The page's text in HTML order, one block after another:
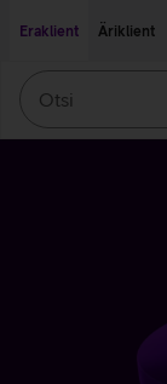
Eraklient
Äriklient